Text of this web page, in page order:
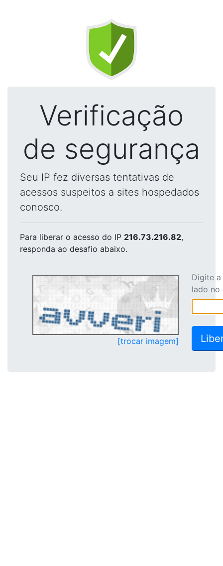
Verificação
de segurança
Seu IP fez diversas tentativas de
acessos suspeitos a sites hospedados
conosco.
Para liberar o acesso do IP 216.73.216.82,
responda ao desafio abaixo.
[trocar imagem]
Digite
lado no